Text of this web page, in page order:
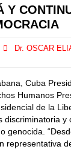
Y
Dr. OSCAR
Cuba
Humanos
de la
discriminatoria y
genocida.
representativa